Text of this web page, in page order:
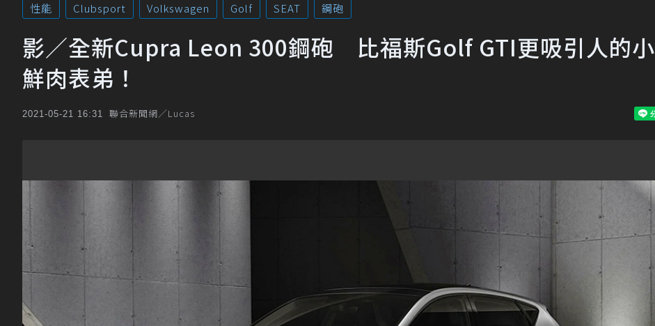
性能 Clubsport Volkswagen Golf SEAT 鋼砲
影／全新Cupra Leon 300鋼砲 比福斯Golf GTI更吸引人的小
鮮肉表弟！
2021-05-21 16:31 聯合新聞網／Lucas